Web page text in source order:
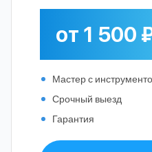
от 1 500
Мастер с
Срочный выезд
Гарантия